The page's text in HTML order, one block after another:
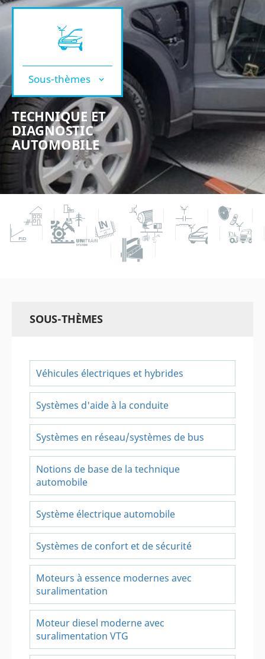
Sous-thèmes
TECHNIQUE ET
DIAGNOSTIC
AUTOMOBILE
SOUS-THÈMES
Véhicules électriques et hybrides
Systèmes d'aide à la conduite
Systèmes en réseau/systèmes de bus
Notions de base de la technique
automobile
Système électrique automobile
Systèmes de confort et de sécurité
Moteurs à essence modernes avec
suralimentation
Moteur diesel moderne avec
suralimentation VTG